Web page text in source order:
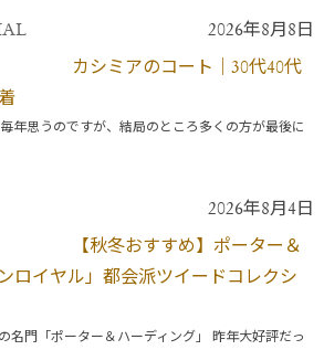
2026年8月8日
カシミアのコート｜30代40代
年思うのですが、結局のところ多くの方が最後に
2026年8月4日
【秋冬おすすめ】ポーター＆
ロイヤル」都会派ツイードコレクシ
名門「ポーター＆ハーディング」 昨年大好評だっ